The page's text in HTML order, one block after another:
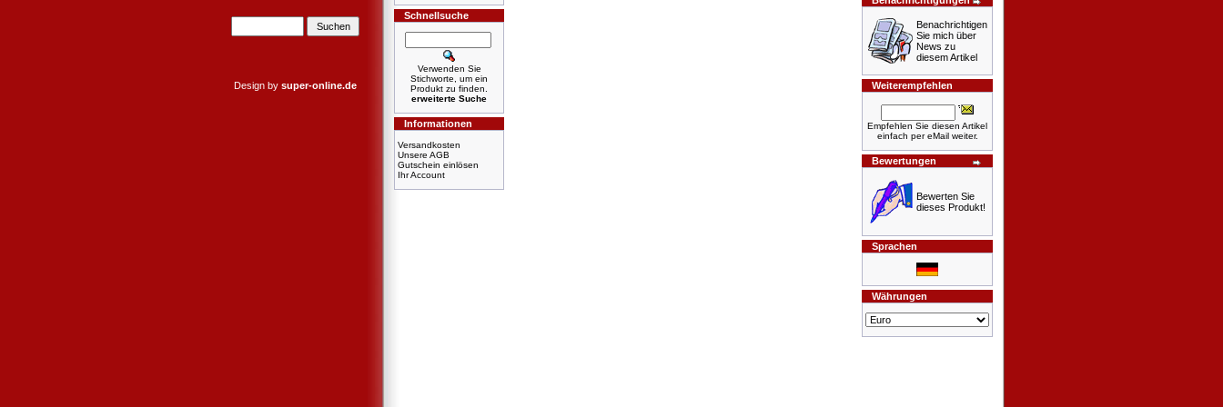
Design by super-online.de
Schnellsuche
Verwenden Sie
Stichworte, um ein
Produkt zu finden.
erweiterte Suche
Informationen
Versandkosten
Unsere AGB
Gutschein einlösen
Ihr Account
Benachrichtigen
Sie mich über
News zu
diesem Artikel
Weiterempfehlen
Empfehlen Sie diesen Artikel
einfach per eMail weiter.
Bewertungen
Bewerten Sie
dieses Produkt!
Sprachen
Währungen